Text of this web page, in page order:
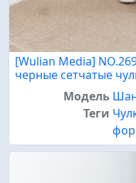
[Wulian Media]
черные сетчатые
Модель
Теги